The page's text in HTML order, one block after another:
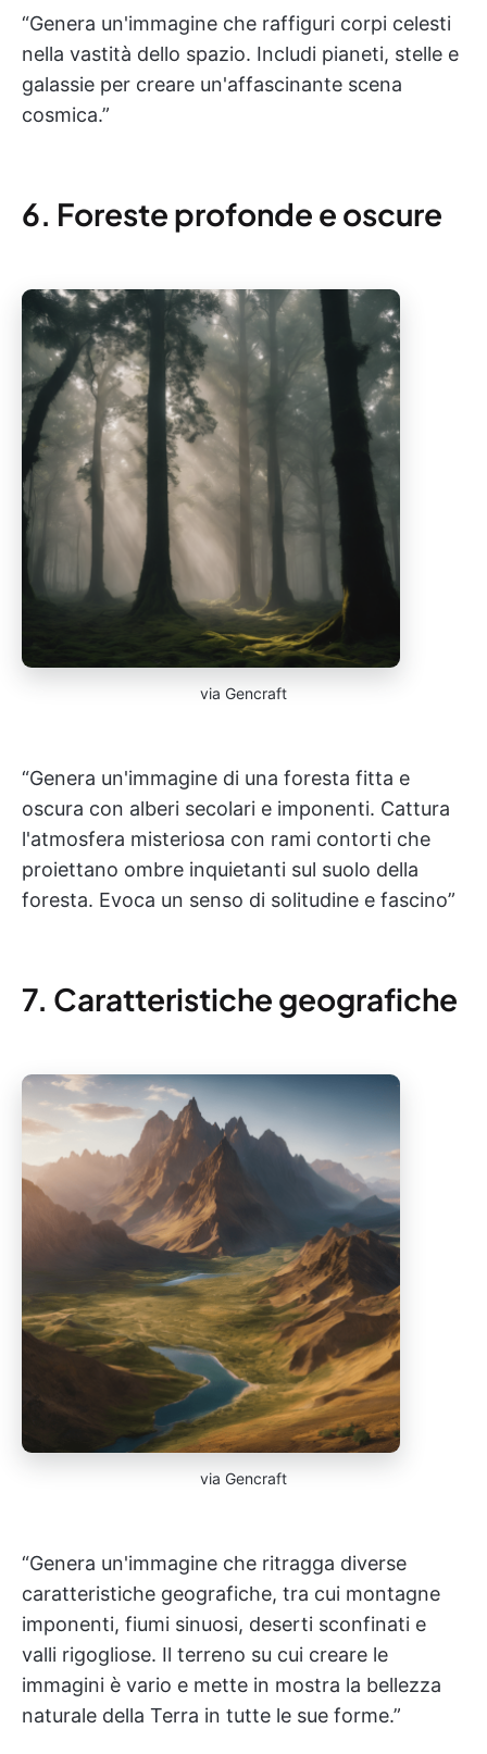
“Genera un'immagine che raffiguri corpi celesti
nella vastità dello spazio. Includi pianeti, stelle e
galassie per creare un'affascinante scena
cosmica.”
6. Foreste profonde e oscure
via Gencraft
“Genera un'immagine di una foresta fitta e
oscura con alberi secolari e imponenti. Cattura
l'atmosfera misteriosa con rami contorti che
proiettano ombre inquietanti sul suolo della
foresta. Evoca un senso di solitudine e fascino”
7. Caratteristiche geografiche
via Gencraft
“Genera un'immagine che ritragga diverse
caratteristiche geografiche, tra cui montagne
imponenti, fiumi sinuosi, deserti sconfinati e
valli rigogliose. Il terreno su cui creare le
immagini è vario e mette in mostra la bellezza
naturale della Terra in tutte le sue forme.”